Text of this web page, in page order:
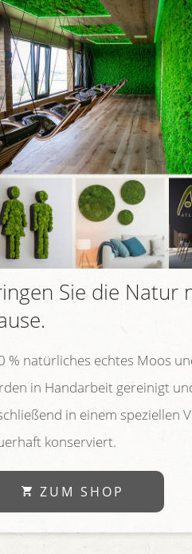
Sie die Natur
% natürliches echtes Moos
in Handarbeit gereinigt
in einem speziellen
konserviert.
ZUM SHOP